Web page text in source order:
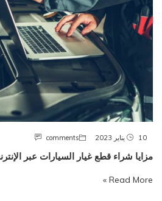
10 يناير 2023 comments
مزايا شراء قطع غيار السيارات عبر الإنترنت
Read More »